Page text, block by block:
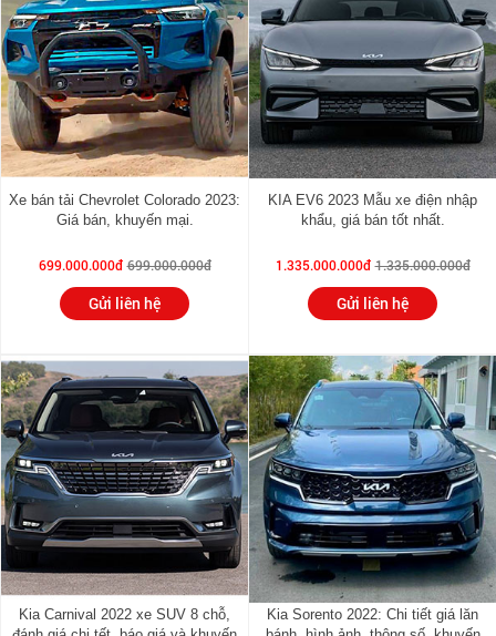
Xe bán tải Chevrolet Colorado 2023:
Giá bán, khuyến mại.
699.000.000đ 699.000.000đ
Gửi liên hệ
KIA EV6 2023 Mẫu xe điện nhập
khẩu, giá bán tốt nhất.
1.335.000.000đ 1.335.000.000đ
Gửi liên hệ
Kia Carnival 2022 xe SUV 8 chỗ,
Kia Sorento 2022: Chi tiết giá lăn